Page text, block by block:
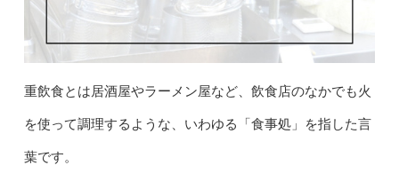
重飲食とは居酒屋やラーメン屋など、飲食店のなかでも火
を使って調理するような、いわゆる「食事処」を指した言
葉です。